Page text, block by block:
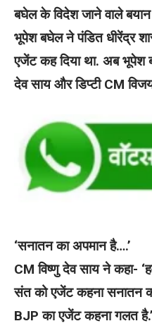
बघेल के विदेश जाने वाले
भूपेश बघेल ने पंडित धीरेंद्र
एजेंट कह दिया था. अब भूपेश
देव साय और डिप्टी CM
‘सनातन का अपमान है….’
CM विष्णु देव साय ने कहा-
संत को एजेंट कहना सनातन
BJP का एजेंट कहना गलत है.’